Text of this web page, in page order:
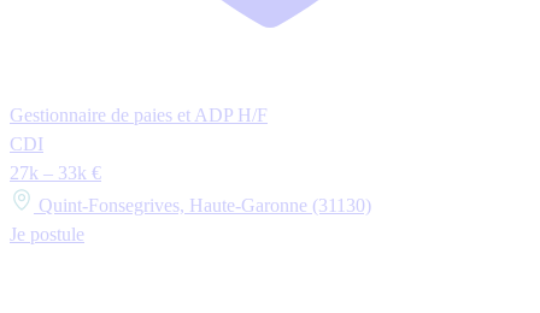
Gestionnaire de paies et ADP H/F
CDI
27k – 33k €
Quint-Fonsegrives, Haute-Garonne (31130)
Je postule